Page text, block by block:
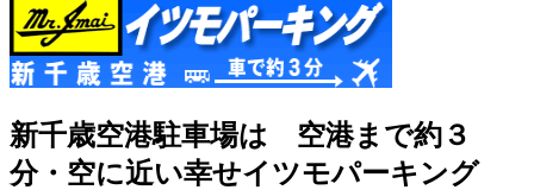
新千歳空港駐車場は 空港まで約３
分・空に近い幸せイツモパーキング